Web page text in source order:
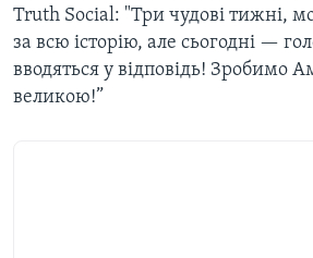
Truth Social: "Три чудові тижні,
за всю історію, але сьогодні —
вводяться у відповідь! Зробимо
великою!”